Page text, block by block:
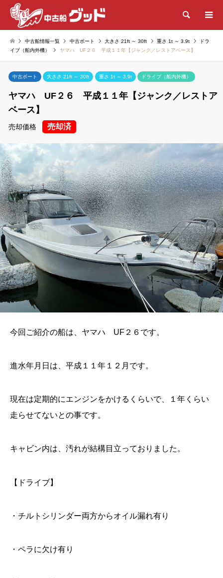
検索
中古船情報一覧 中古ボート 大きさ 21ft ～ 30ft 重さ 1t ～ 3.9t
ドラ
イブ（船内外機）
ヤマハ UF２６ 平成１１年【ジャンク／レストアベース】
中古ボート 大きさ 21ft ～ 30ft 重さ 1t ～ 3.9t ドライブ（船内外機）
ヤマハ UF２６ 平成１１年【ジャンク／レストア
ベース】
売却価格 売却済
今回ご紹介の船は、ヤマハ UF２６です。
進水年月日は、平成１１年１２月です。
現在は定期的にエンジンをかけるくらいで、１年くらい
走らせてないとの事です。
キャビン内は、汚れが結構目立っておりました。
【ドライブ】
・チルトシリンダー両方からオイル漏れ有り
・ペラに欠け有り